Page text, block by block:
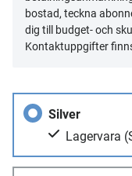
bostad, teckna
dig till budget- och
Kontaktuppgifter
Silver
Lagervara